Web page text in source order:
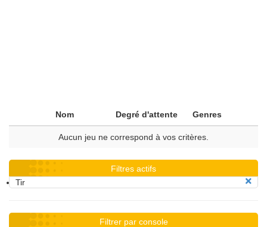
Nom Degré d'attente Genres
Aucun jeu ne correspond à vos critères.
Filtres actifs
Tir
Filtrer par console